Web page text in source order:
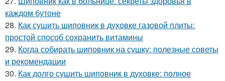
каждом бутоне
28. Как сушить шиповник в духовке газовой плиты:
простой способ сохранить витамины
29. Когда собирать шиповник на сушку: полезные советы
и рекомендации
30. Как долго сушить шиповник в духовке: полное